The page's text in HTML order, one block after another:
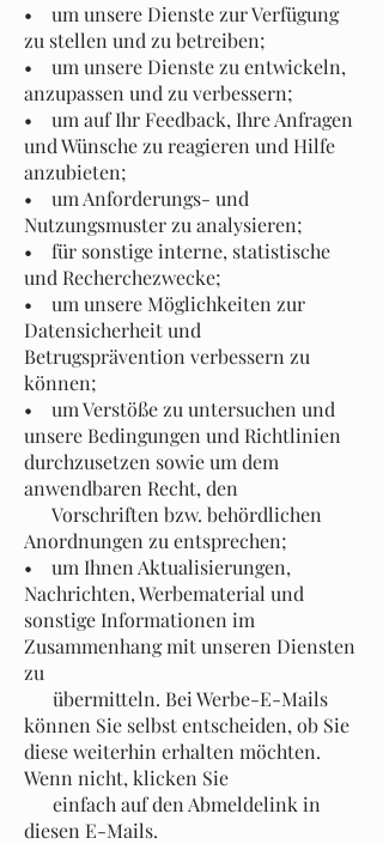
• um unsere Dienste zur Verfügung
zu stellen und zu betreiben;
• um unsere Dienste zu entwickeln,
anzupassen und zu verbessern;
• um auf Ihr Feedback, Ihre Anfragen
und Wünsche zu reagieren und Hilfe
anzubieten;
• um Anforderungs- und
Nutzungsmuster zu analysieren;
• für sonstige interne, statistische
und Recherchezwecke;
• um unsere Möglichkeiten zur
Datensicherheit und
Betrugsprävention verbessern zu
können;
• um Verstöße zu untersuchen und
unsere Bedingungen und Richtlinien
durchzusetzen sowie um dem
anwendbaren Recht, den
Vorschriften bzw. behördlichen
Anordnungen zu entsprechen;
• um Ihnen Aktualisierungen,
Nachrichten, Werbematerial und
sonstige Informationen im
Zusammenhang mit unseren Diensten
zu
übermitteln. Bei Werbe-E-Mails
können Sie selbst entscheiden, ob Sie
diese weiterhin erhalten möchten.
Wenn nicht, klicken Sie
einfach auf den Abmeldelink in
diesen E-Mails.